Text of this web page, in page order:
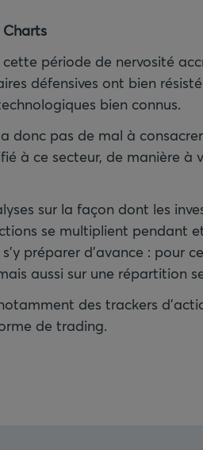
Charts
période de nervosité
défensives ont bien
bien connus.
a donc pas de mal à
à ce secteur, de manière
sur la façon dont les
se multiplient pendant
préparer d’avance : pour
aussi sur une répartition
des trackers
de trading.